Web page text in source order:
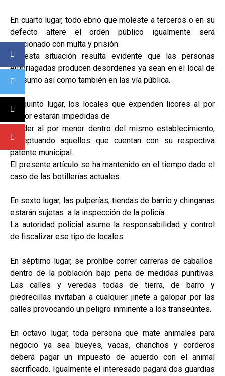
En cuarto lugar, todo ebrio que moleste a terceros o en su
defecto altere el orden público igualmente será
sancionado con multa y prisión.
En esta situación resulta evidente que las personas
embriagadas producen desordenes ya sean en el local de
consumo así como también en las vía pública.
En quinto lugar, los locales que expenden licores al por
mayor estarán impedidas de
vender al por menor dentro del mismo establecimiento,
exceptuando aquellos que cuentan con su respectiva
patente municipal.
El presente artículo se ha mantenido en el tiempo dado el
caso de las botillerías actuales.
En sexto lugar, las pulperías, tiendas de barrio y chinganas
estarán sujetas a la inspección de la policía.
La autoridad policial asume la responsabilidad y control
de fiscalizar ese tipo de locales.
En séptimo lugar, se prohíbe correr carreras de caballos
dentro de la población bajo pena de medidas punitivas.
Las calles y veredas todas de tierra, de barro y
piedrecillas invitaban a cualquier jinete a galopar por las
calles provocando un peligro inminente a los transeúntes.
En octavo lugar, toda persona que mate animales para
negocio ya sea bueyes, vacas, chanchos y corderos
deberá pagar un impuesto de acuerdo con el animal
sacrificado. Igualmente el interesado pagará dos guardias